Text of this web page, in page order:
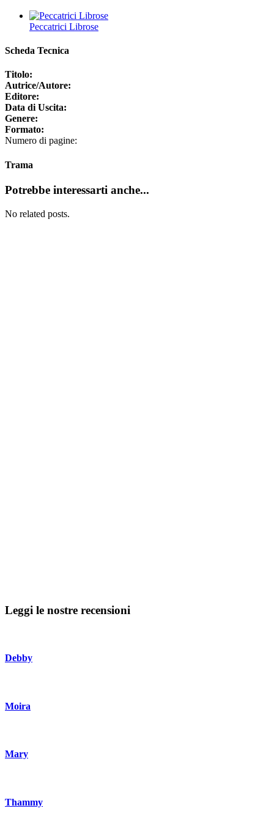
Peccatrici Librose
Scheda Tecnica
Titolo:
Autrice/Autore:
Editore:
Data di Uscita:
Genere:
Formato:
Numero di pagine:
Trama
Potrebbe interessarti anche...
No related posts.
Leggi le nostre recensioni
Debby
Moira
Mary
Thammy